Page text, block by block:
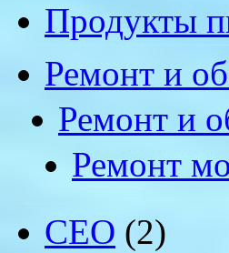
Продукты
Ремонт и
Ремонт и
Ремонт
СЕО (2)